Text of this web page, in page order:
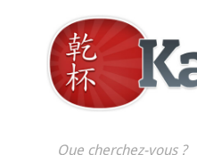
Que cherchez-vous ?